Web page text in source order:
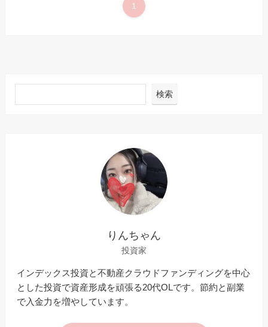
1
検索
りんちゃん
投資家
インデックス投資と不動産クラウドファンディングを中心
とした投資で資産形成を頑張る20代OLです。節約と副業
で入金力を増やしています。